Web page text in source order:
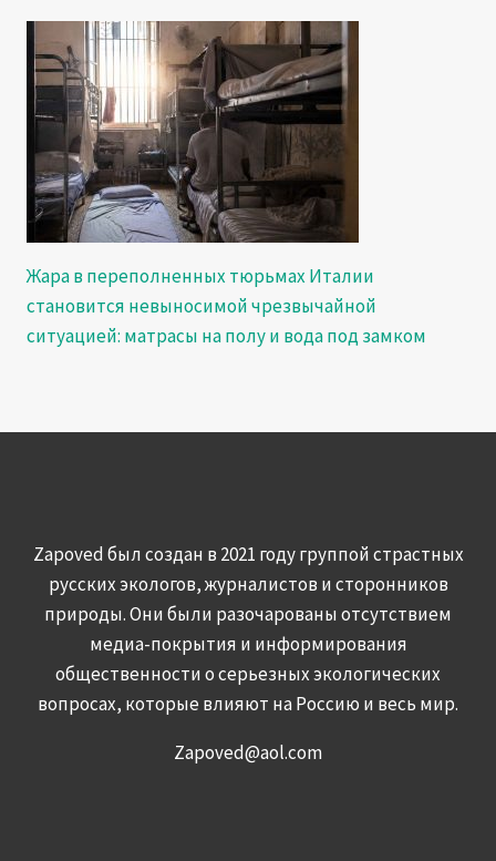
Жара в переполненных тюрьмах Италии
становится невыносимой чрезвычайной
ситуацией: матрасы на полу и вода под замком
Zapoved был создан в 2021 году группой страстных
русских экологов, журналистов и сторонников
природы. Они были разочарованы отсутствием
медиа-покрытия и информирования
общественности о серьезных экологических
вопросах, которые влияют на Россию и весь мир.
Zapoved@aol.com